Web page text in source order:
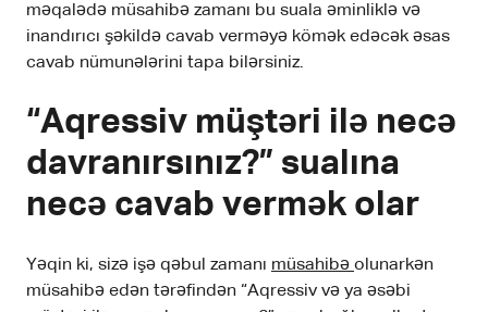
məqalədə müsahibə zamanı bu suala əminliklə və
inandırıcı şəkildə cavab verməyə kömək edəcək əsas
cavab nümunələrini tapa bilərsiniz.
“Aqressiv müştəri ilə necə
davranırsınız?” sualına
necə cavab vermək olar
Yəqin ki, sizə işə qəbul zamanı müsahibə olunarkən
müsahibə edən tərəfindən “Aqressiv və ya əsəbi